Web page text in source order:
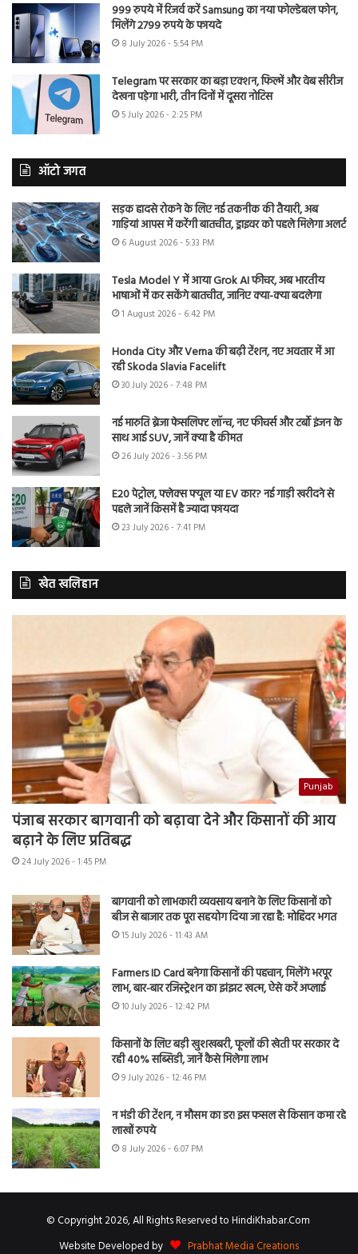
999 रुपये में रिजर्व करें Samsung का नया फोल्डेबल फोन,
मिलेंगे 2799 रुपये के फायदे
8 July 2026 - 5:54 PM
Telegram पर सरकार का बड़ा एक्शन, फिल्में और वेब सीरीज
देखना पड़ेगा भारी, तीन दिनों में दूसरा नोटिस
5 July 2026 - 2:25 PM
ऑटो जगत
सड़क हादसे रोकने के लिए नई तकनीक की तैयारी, अब
गाड़ियां आपस में करेंगी बातचीत, ड्राइवर को पहले मिलेगा अलर्ट
6 August 2026 - 5:33 PM
Tesla Model Y में आया Grok AI फीचर, अब भारतीय
भाषाओं में कर सकेंगे बातचीत, जानिए क्या-क्या बदलेगा
1 August 2026 - 6:42 PM
Honda City और Verna की बढ़ी टेंशन, नए अवतार में आ
रही Skoda Slavia Facelift
30 July 2026 - 7:48 PM
नई मारुति ब्रेजा फेसलिफ्ट लॉन्च, नए फीचर्स और टर्बो इंजन के
साथ आई SUV, जानें क्या है कीमत
26 July 2026 - 3:56 PM
E20 पेट्रोल, फ्लेक्स फ्यूल या EV कार? नई गाड़ी खरीदने से
पहले जानें किसमें है ज्यादा फायदा
23 July 2026 - 7:41 PM
खेत खलिहान
Punjab
पंजाब सरकार बागवानी को बढ़ावा देने और किसानों की आय
बढ़ाने के लिए प्रतिबद्ध
24 July 2026 - 1:45 PM
बागवानी को लाभकारी व्यवसाय बनाने के लिए किसानों को
बीज से बाजार तक पूरा सहयोग दिया जा रहा है: मोहिंदर भगत
15 July 2026 - 11:43 AM
Farmers ID Card बनेगा किसानों की पहचान, मिलेंगे भरपूर
लाभ, बार-बार रजिस्ट्रेशन का झंझट खत्म, ऐसे करें अप्लाई
10 July 2026 - 12:42 PM
किसानों के लिए बड़ी खुशखबरी, फूलों की खेती पर सरकार दे
रही 40% सब्सिडी, जानें कैसे मिलेगा लाभ
9 July 2026 - 12:46 PM
न मंडी की टेंशन, न मौसम का डर! इस फसल से किसान कमा रहे
लाखों रुपये
8 July 2026 - 6:07 PM
© Copyright 2026, All Rights Reserved to HindiKhabar.Com
Website Developed by
Prabhat Media Creations